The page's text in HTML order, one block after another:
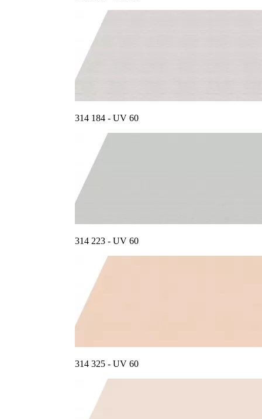
314 184 - UV 60
314 223 - UV 60
314 325 - UV 60